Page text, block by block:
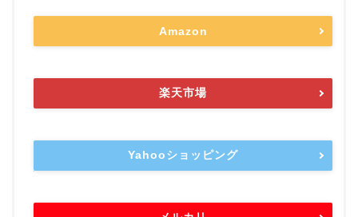
Amazon
楽天市場
Yahooショッピング